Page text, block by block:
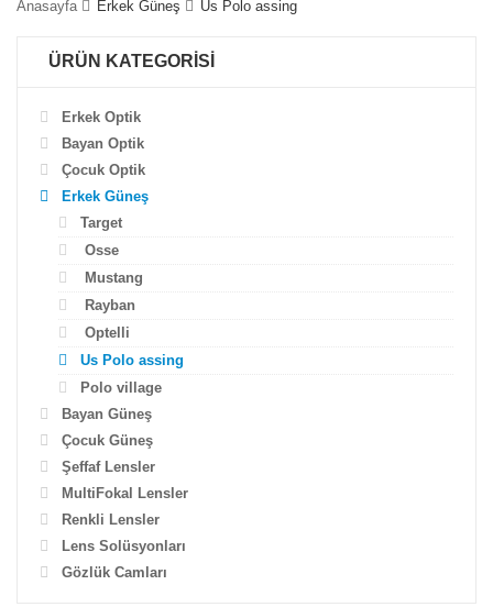
Anasayfa Erkek Güneş Us Polo assing
ÜRÜN KATEGORİSİ
Erkek Optik
Bayan Optik
Çocuk Optik
Erkek Güneş
Target
Osse
Mustang
Rayban
Optelli
Us Polo assing
Polo village
Bayan Güneş
Çocuk Güneş
Şeffaf Lensler
MultiFokal Lensler
Renkli Lensler
Lens Solüsyonları
Gözlük Camları